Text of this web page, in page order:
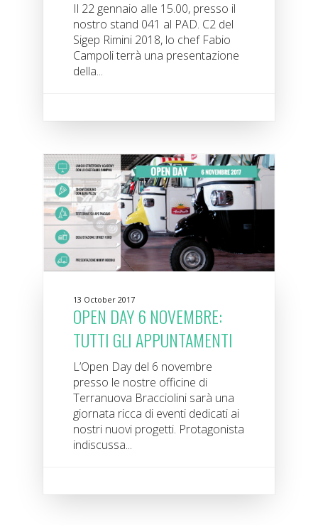
Il 22 gennaio alle 15.00, presso il
nostro stand 041 al PAD. C2 del
Sigep Rimini 2018, lo chef Fabio
Campoli terrà una presentazione
della...
13 October 2017
OPEN DAY 6 NOVEMBRE:
TUTTI GLI APPUNTAMENTI
L’Open Day del 6 novembre
presso le nostre officine di
Terranuova Bracciolini sarà una
giornata ricca di eventi dedicati ai
nostri nuovi progetti. Protagonista
indiscussa...